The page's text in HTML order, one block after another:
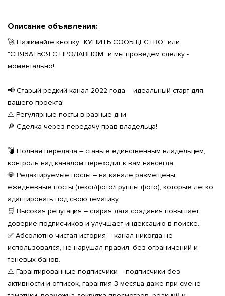
Описание объявления:
🚀 Нажимайте кнопку "КУПИТЬ СООБЩЕСТВО" или
"СВЯЗАТЬСЯ С ПРОДАВЦОМ" и мы проведем сделку -
моментально!
📢 Старый редкий канал 2022 года – идеальный старт для
вашего проекта!
⚠️ Регулярные посты в разные дни
🔎 Сделка через передачу прав владельца!
💣 Полная передача – станьте единственным владельцем,
контроль над каналом переходит к вам навсегда.
💎 Редактируемые посты – на канале размещены
ежедневные посты (текст/фото/группы фото), которые легко
адаптировать под свою тематику.
🛒 Высокая репутация – старая дата создания повышает
доверие подписчиков и улучшает индексацию в поиске.
✅ Абсолютно чистая история – канал никогда не
использовался, не нарушал правил, без ограничений и
теневых банов.
⚠️ Гарантированные подписчики – подписчики без
активности и отписок, гарантия 3 месяца даже при смене